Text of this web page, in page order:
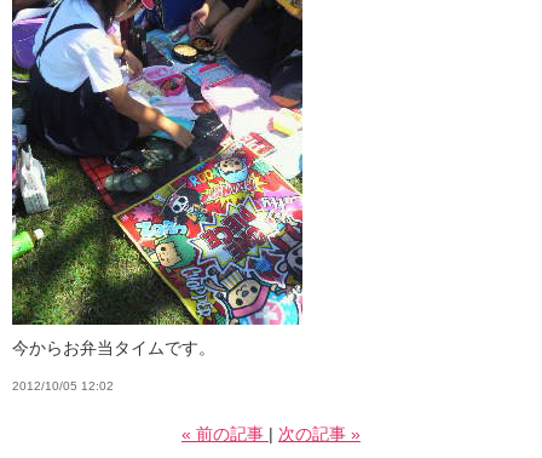
今からお弁当タイムです。
2012/10/05 12:02
« 前の記事 次の記事 »